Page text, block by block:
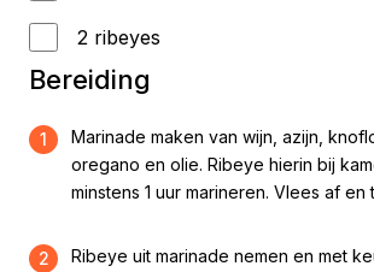
2 ribeyes
Bereiding
1
Marinade maken van wijn, azijn,
oregano en olie. Ribeye hierin bij
minstens 1 uur marineren. Vlees af en
2
Ribeye uit marinade nemen en met